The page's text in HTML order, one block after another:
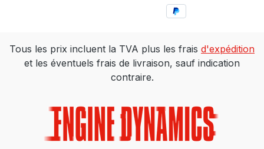
Tous les prix incluent la TVA plus les frais d'expédition
et les éventuels frais de livraison, sauf indication
contraire.